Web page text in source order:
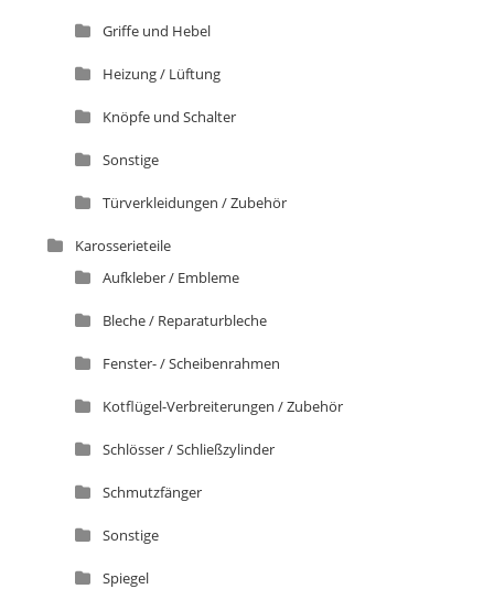
Griffe und Hebel
Heizung / Lüftung
Knöpfe und Schalter
Sonstige
Türverkleidungen / Zubehör
Karosserieteile
Aufkleber / Embleme
Bleche / Reparaturbleche
Fenster- / Scheibenrahmen
Kotflügel-Verbreiterungen / Zubehör
Schlösser / Schließzylinder
Schmutzfänger
Sonstige
Spiegel